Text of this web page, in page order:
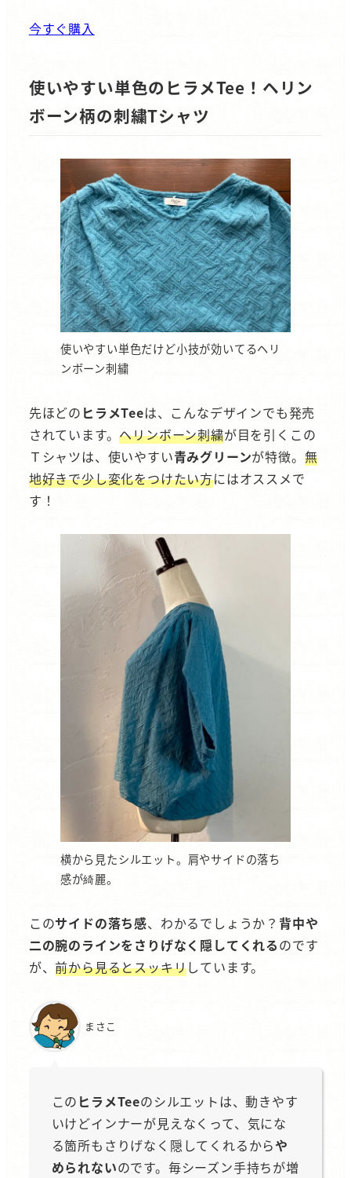
今すぐ購入
使いやすい単色のヒラメTee！ヘリン
ボーン柄の刺繍Tシャツ
使いやすい単色だけど小技が効いてるヘリ
ンボーン刺繍
先ほどの ヒラメTeeは、こんなデザインでも発売
されています。ヘリンボーン刺繍が目を引くこの
Ｔシャツは、使いやすい青みグリーンが特徴。 無
地好きで少し変化をつけたい方にはオススメで
す！
横から見たシルエット。肩やサイドの落ち
感が綺麗。
このサイドの落ち感、わかるでしょうか？ 背中や
二の腕のラインをさりげなく隠してくれるのです
が、前から見るとスッキリしています。
まさこ
この ヒラメTeeのシルエットは、動きやす
いけどインナーが見えなくって、気にな
る箇所もさりげなく隠してくれるからや
められないのです。毎シーズン手持ちが増